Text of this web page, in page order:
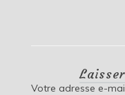
Votre adresse e-